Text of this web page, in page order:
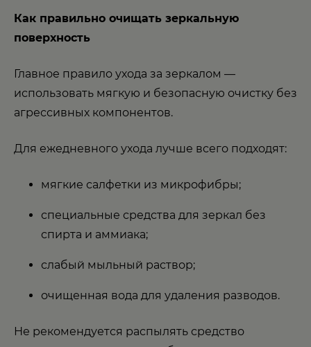
Как правильно очищать зеркальную
поверхность
Главное правило ухода за зеркалом —
использовать мягкую и безопасную очистку без
агрессивных компонентов.
Для ежедневного ухода лучше всего подходят:
мягкие салфетки из микрофибры;
специальные средства для зеркал без
спирта и аммиака;
слабый мыльный раствор;
очищенная вода для удаления разводов.
Не рекомендуется распылять средство